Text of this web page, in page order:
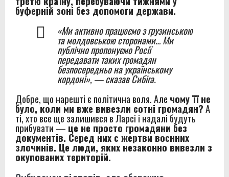
буферній зоні без допомоги держави.
«Ми активно працюємо з грузинською
та молдовською сторонами… Ми
публічно пропонуємо Росії
передавати таких громадян
безпосередньо на українському
кордоні», — сказав Сибіга.
Добре, що нарешті є політична воля. Але чому її не
було, коли ми вже вивезли сотні громадян?А
ті, хто все ще залишився в Ларсі і надалі будуть
прибувати — це не просто громадяни без
документів. Серед них є жертви воєнних
злочинів. Це люди, яких незаконно вивезли з
окупованих територій.